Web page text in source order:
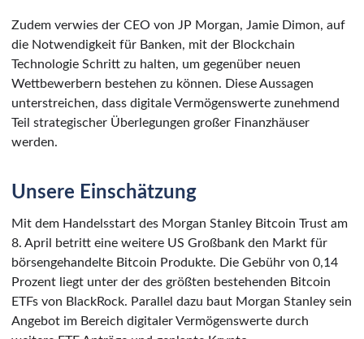
Zudem verwies der CEO von JP Morgan, Jamie Dimon, auf
die Notwendigkeit für Banken, mit der Blockchain
Technologie Schritt zu halten, um gegenüber neuen
Wettbewerbern bestehen zu können. Diese Aussagen
unterstreichen, dass digitale Vermögenswerte zunehmend
Teil strategischer Überlegungen großer Finanzhäuser
werden.
Unsere Einschätzung
Mit dem Handelsstart des Morgan Stanley Bitcoin Trust am
8. April betritt eine weitere US Großbank den Markt für
börsengehandelte Bitcoin Produkte. Die Gebühr von 0,14
Prozent liegt unter der des größten bestehenden Bitcoin
ETFs von BlackRock. Parallel dazu baut Morgan Stanley sein
Angebot im Bereich digitaler Vermögenswerte durch